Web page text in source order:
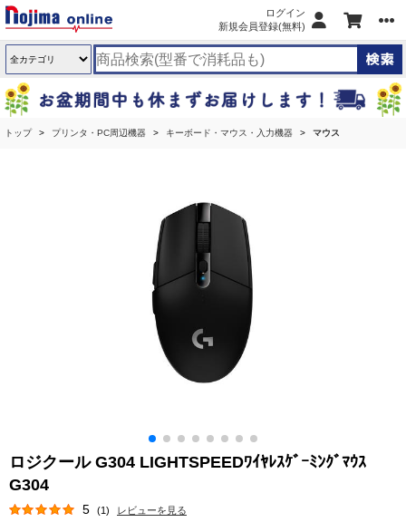
ログイン
新規会員登録(無料)
トップ プリンタ・PC周辺機器 キーボード・マウス・入力機器 マウス
ロジクール G304 LIGHTSPEEDﾜｲﾔﾚｽｹﾞｰﾐﾝｸﾞﾏｳｽ
G304
5 (1) レビューを見る